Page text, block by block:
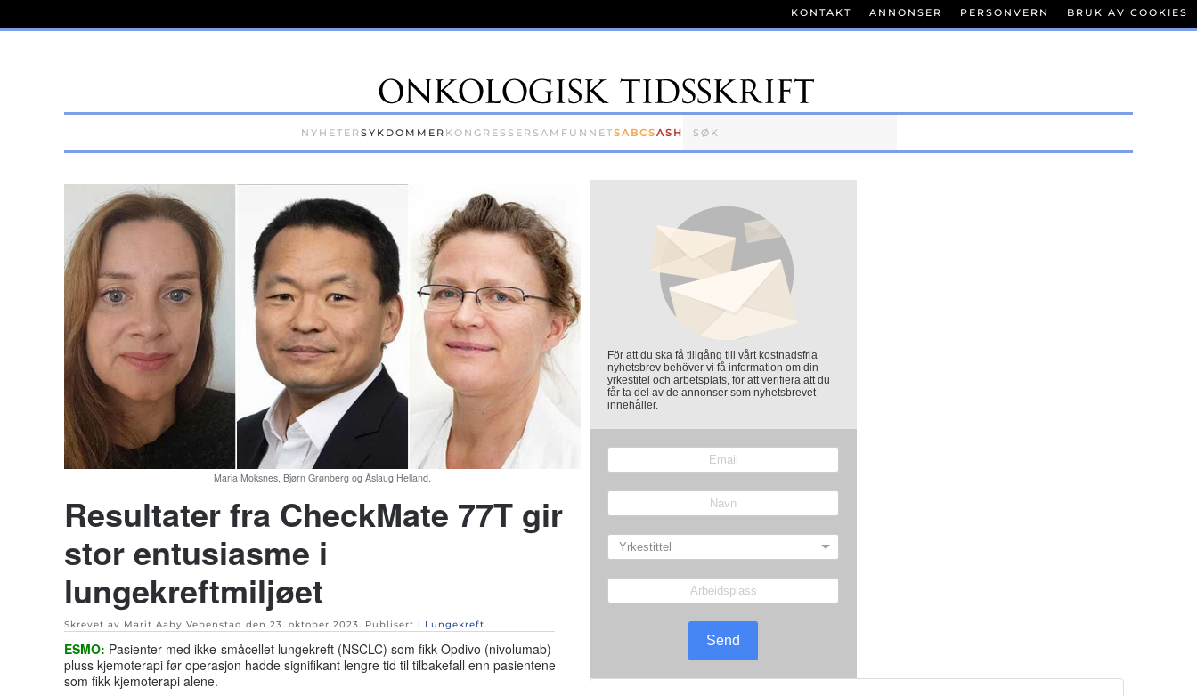
Skip to main content
NYHETER SYKDOMMER KONGRESSER SAMFUNNETSABCSASH
KONTAKT ANNONSER PERSONVERN BRUK AV COOKIES
Maria Moksnes, Bjørn Grønberg og Åslaug Helland.
Resultater fra CheckMate 77T gir
stor entusiasme i
lungekreftmiljøet
Skrevet av Marit Aaby Vebenstad den 23. oktober 2023. Publisert i Lungekreft.
ESMO: Pasienter med ikke-småcellet lungekreft (NSCLC) som fikk Opdivo (nivolumab)
pluss kjemoterapi før operasjon hadde signifikant lengre tid til tilbakefall enn pasientene
som fikk kjemoterapi alene.
För att du ska få tillgång till vårt kostnadsfria
nyhetsbrev behöver vi få information om din
yrkestitel och arbetsplats, för att verifiera att du
får ta del av de annonser som nyhetsbrevet
innehåller.
Send